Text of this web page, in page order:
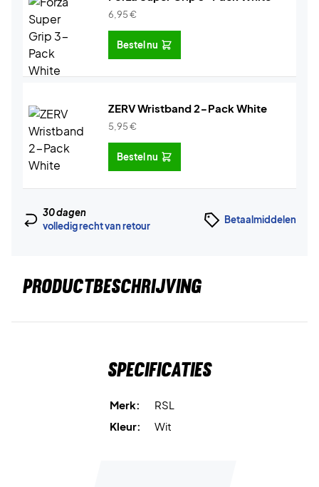
6,95€
Bestel nu
ZERV Wristband 2-Pack White
5,95€
Bestel nu
30 dagen
volledig recht van retour
Betaalmiddelen
PRODUCTBESCHRIJVING
Specificaties
Merk:
RSL
Kleur:
Wit